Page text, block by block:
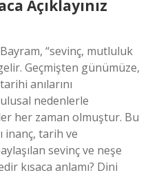
Açıklayınız
“sevinç, mutluluk
Geçmişten günümüze,
anılarını
ulusal nedenlerle
her zaman olmuştur. Bu
inanç, tarih ve
sevinç ve neşe
kısaca anlamı? Dini